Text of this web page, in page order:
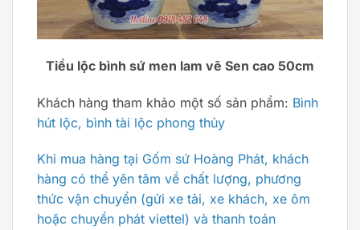
Tiểu lộc bình sứ men lam vẽ Sen cao 50cm
Khách hàng tham khảo một số sản phẩm: Bình
hút lộc, bình tài lộc phong thủy
Khi mua hàng tại Gốm sứ Hoàng Phát, khách
hàng có thể yên tâm về chất lượng, phương
thức vận chuyển (gửi xe tải, xe khách, xe ôm
hoặc chuyển phát viettel) và thanh toán